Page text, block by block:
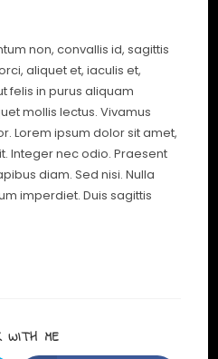
non, convallis id, sagittis
aliquet et, iaculis et,
felis in purus aliquam
mollis lectus. Vivamus
Lorem ipsum dolor sit amet,
Integer nec odio. Praesent
diam. Sed nisi. Nulla
imperdiet. Duis sagittis
WITH ME